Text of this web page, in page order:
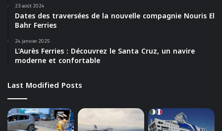
23 août 2024
Dates des traversées de la nouvelle compagnie Nouris El
Bahr Ferries
24 janvier 2025
L’Aurès Ferries : Découvrez le Santa Cruz, un navire
moderne et confortable
Last Modified Posts